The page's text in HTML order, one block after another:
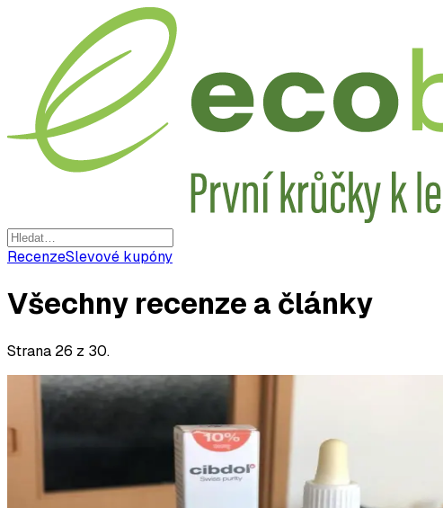
RecenzeSlevové kupóny
Všechny recenze a články
Strana 26 z 30.